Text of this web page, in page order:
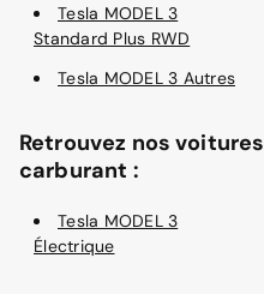
Tesla MODEL 3
Standard Plus RWD
Tesla MODEL 3 Autres
Retrouvez nos
carburant :
Tesla MODEL 3
Électrique